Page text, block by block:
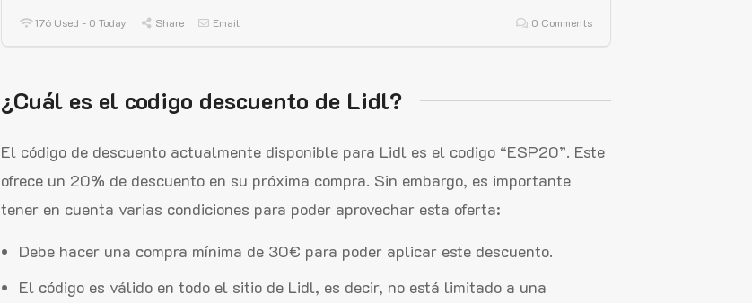
176 Used - 0 Today Share Email 0 Comments
¿Cuál es el codigo descuento de Lidl?
El código de descuento actualmente disponible para Lidl es el codigo “ESP20”. Este
ofrece un 20% de descuento en su próxima compra. Sin embargo, es importante
tener en cuenta varias condiciones para poder aprovechar esta oferta:
Debe hacer una compra mínima de 30€ para poder aplicar este descuento.
El código es válido en todo el sitio de Lidl, es decir, no está limitado a una